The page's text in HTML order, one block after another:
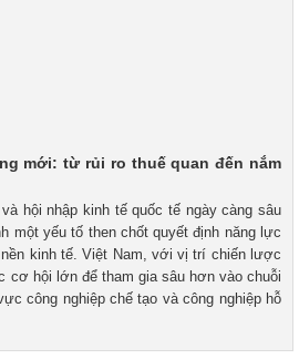
mới: từ rủi ro thuế quan đến nắm
hội nhập kinh tế quốc tế ngày càng sâu
một yếu tố then chốt quyết định năng lực
kinh tế. Việt Nam, với vị trí chiến lược
hội lớn để tham gia sâu hơn vào chuỗi
công nghiệp chế tạo và công nghiệp hỗ